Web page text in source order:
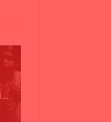
Preciosa alabanza “Continua” cantada por ALBA CORTES acompañada de IVAN a la guitarra | VEOFLAMENCO